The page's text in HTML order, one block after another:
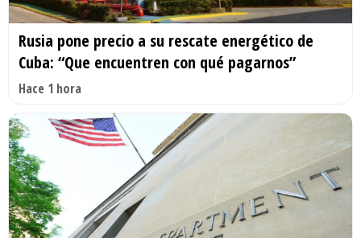
Rusia pone precio a su rescate energético de
Cuba: “Que encuentren con qué pagarnos”
Hace 1 hora